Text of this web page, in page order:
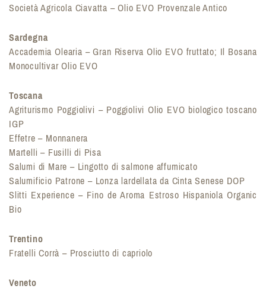
Società Agricola Ciavatta – Olio EVO Provenzale Antico
Sardegna
Accademia Olearia – Gran Riserva Olio EVO fruttato; Il Bosana
Monocultivar Olio EVO
Toscana
Agriturismo Poggiolivi – Poggiolivi Olio EVO biologico toscano
IGP
Effetre – Monnanera
Martelli – Fusilli di Pisa
Salumi di Mare – Lingotto di salmone affumicato
Salumificio Patrone – Lonza lardellata da Cinta Senese DOP
Slitti Experience – Fino de Aroma Estroso Hispaniola Organic
Bio
Trentino
Fratelli Corrà – Prosciutto di capriolo
Veneto